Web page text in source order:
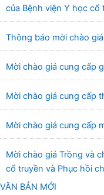
của Bệnh viện Y học
Nhơn (22/6/2026)
Thông báo mời chào
Mời chào giá cung cấp
Mời chào giá cung cấp
Mời chào giá cung cấp
Mời chào giá Trồng và
cổ truyền và Phục hồi
Danh mục hàng hóa,
VĂN BẢN MỚI